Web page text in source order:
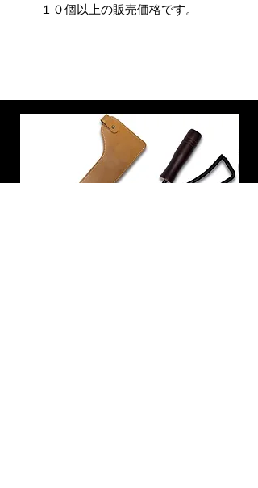
１０個以上の販売価格です。